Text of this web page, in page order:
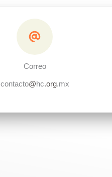
Correo
contacto@hc.org.mx